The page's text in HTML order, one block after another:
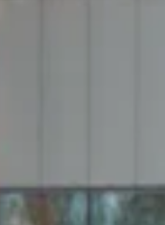
EV. Με την εγκατάσταση
νέες πηγές εσόδων. Οι
ιδιοκτησίας σας, καθιστώντας